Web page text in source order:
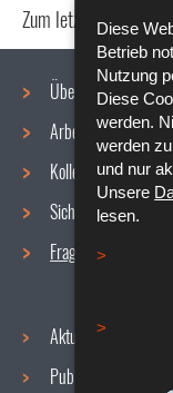
Diese
Betrieb
Nutzung
Diese
werden.
werden
und nur
Unsere
lesen.
Zum letzten Mal
Über uns
Arbeitsbedingungen
Kollektive
Sicherheit/
Fragen / Antworten
Aktuelles
Publikationen